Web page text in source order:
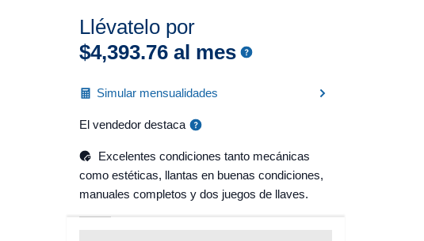
Llévatelo por
$4,393.76al mes
Simular mensualidades
El vendedor destaca
Excelentes condiciones tanto mecánicas
como estéticas, llantas en buenas condiciones,
manuales completos y dos juegos de llaves.